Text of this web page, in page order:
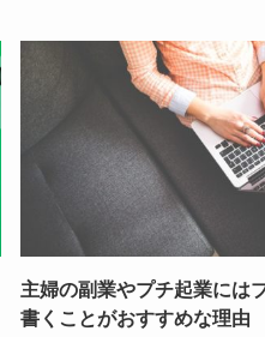
主婦の副業やプチ起業には
書くことがおすすめな理由